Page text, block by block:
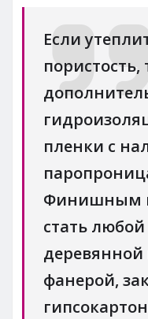
Если
пленки с
Финишным
стать
фанерой,